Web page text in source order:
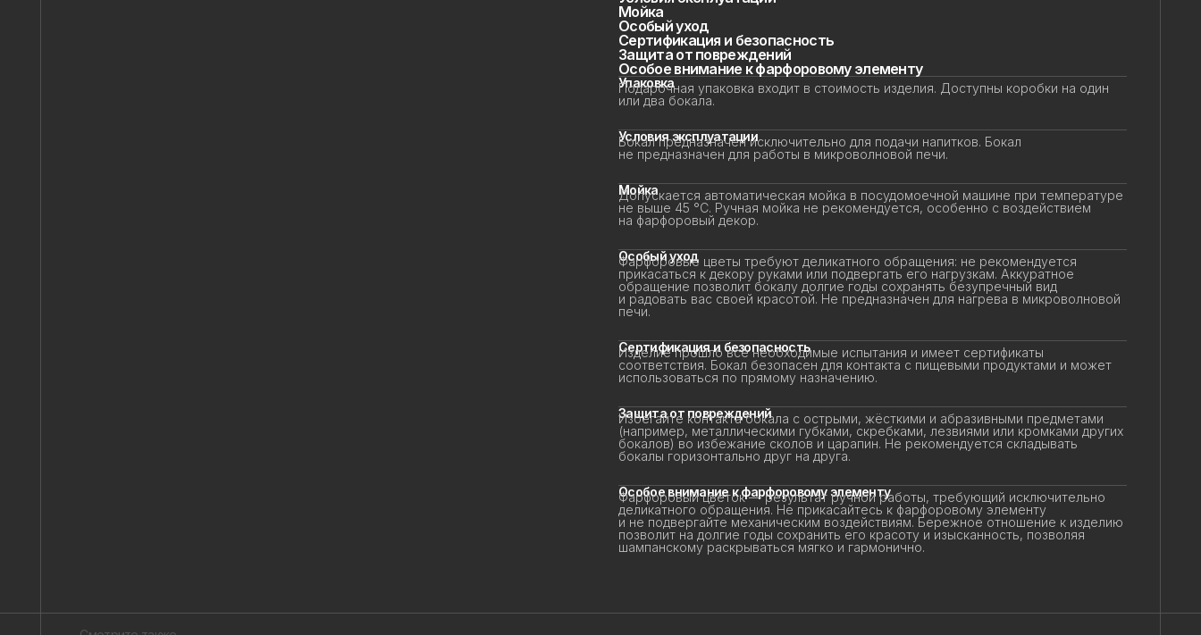
Мойка
Особый уход
Сертификация и безопасность
Защита от повреждений
Особое внимание к фарфоровому элементу
Упаковка
Подарочная упаковка входит в стоимость изделия. Доступны коробки на один
или два бокала.
Условия эксплуатации
Бокал предназначен исключительно для подачи напитков. Бокал
не предназначен для работы в микроволновой печи.
Мойка
Допускается автоматическая мойка в посудомоечной машине при температуре
не выше 45 °C. Ручная мойка не рекомендуется, особенно с воздействием
на фарфоровый декор.
Особый уход
Фарфоровые цветы требуют деликатного обращения: не рекомендуется
прикасаться к декору руками или подвергать его нагрузкам. Аккуратное
обращение позволит бокалу долгие годы сохранять безупречный вид
и радовать вас своей красотой. Не предназначен для нагрева в микроволновой
печи.
Сертификация и безопасность
Изделие прошло все необходимые испытания и имеет сертификаты
соответствия. Бокал безопасен для контакта с пищевыми продуктами и может
использоваться по прямому назначению.
Защита от повреждений
Избегайте контакта бокала с острыми, жёсткими и абразивными предметами
(например, металлическими губками, скребками, лезвиями или кромками других
бокалов) во избежание сколов и царапин. Не рекомендуется складывать
бокалы горизонтально друг на друга.
Особое внимание к фарфоровому элементу
Фарфоровый цветок — результат ручной работы, требующий исключительно
деликатного обращения. Не прикасайтесь к фарфоровому элементу
и не подвергайте механическим воздействиям. Бережное отношение к изделию
позволит на долгие годы сохранить его красоту и изысканность, позволяя
шампанскому раскрываться мягко и гармонично.